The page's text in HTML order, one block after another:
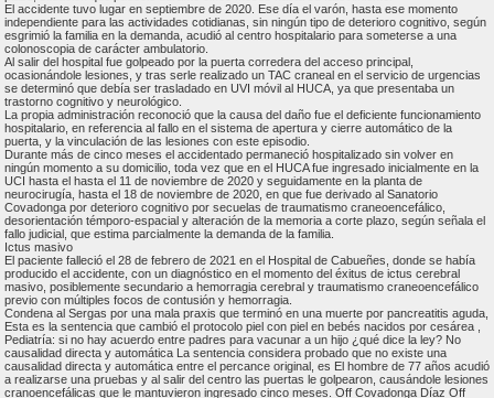
El accidente tuvo lugar en septiembre de 2020. Ese día el varón, hasta ese momento
independiente para las actividades cotidianas, sin ningún tipo de deterioro cognitivo, según
esgrimió la familia en la demanda, acudió al centro hospitalario para someterse a una
colonoscopia de carácter ambulatorio.
Al salir del hospital fue golpeado por la puerta corredera del acceso principal,
ocasionándole lesiones, y tras serle realizado un TAC craneal en el servicio de urgencias
se determinó que debía ser trasladado en UVI móvil al HUCA, ya que presentaba un
trastorno cognitivo y neurológico.
La propia administración reconoció que la causa del daño fue el deficiente funcionamiento
hospitalario, en referencia al fallo en el sistema de apertura y cierre automático de la
puerta, y la vinculación de las lesiones con este episodio.
Durante más de cinco meses el accidentado permaneció hospitalizado sin volver en
ningún momento a su domicilio, toda vez que en el HUCA fue ingresado inicialmente en la
UCI hasta el hasta el 11 de noviembre de 2020 y seguidamente en la planta de
neurocirugía, hasta el 18 de noviembre de 2020, en que fue derivado al Sanatorio
Covadonga por deterioro cognitivo por secuelas de traumatismo craneoencefálico,
desorientación témporo-espacial y alteración de la memoria a corte plazo, según señala el
fallo judicial, que estima parcialmente la demanda de la familia.
Ictus masivo
El paciente falleció el 28 de febrero de 2021 en el Hospital de Cabueñes, donde se había
producido el accidente, con un diagnóstico en el momento del éxitus de ictus cerebral
masivo, posiblemente secundario a hemorragia cerebral y traumatismo craneoencefálico
previo con múltiples focos de contusión y hemorragia.
Condena al Sergas por una mala praxis que terminó en una muerte por pancreatitis aguda,
Esta es la sentencia que cambió el protocolo piel con piel en bebés nacidos por cesárea ,
Pediatría: si no hay acuerdo entre padres para vacunar a un hijo ¿qué dice la ley? No
causalidad directa y automática La sentencia considera probado que no existe una
causalidad directa y automática entre el percance original, es El hombre de 77 años acudió
a realizarse una pruebas y al salir del centro las puertas le golpearon, causándole lesiones
cranoencefálicas que le mantuvieron ingresado cinco meses. Off Covadonga Díaz Off